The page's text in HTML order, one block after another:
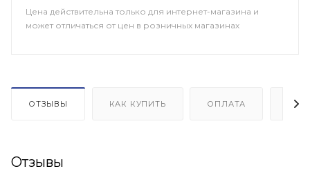
Цена действительна только для интернет-магазина и
может отличаться от цен в розничных магазинах
ОТЗЫВЫ КАК КУПИТЬ ОПЛАТА
Отзывы